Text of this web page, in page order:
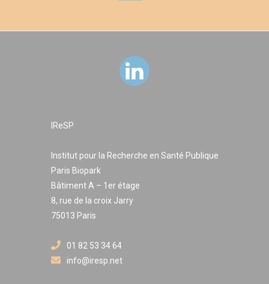
IReSP
Institut pour la Recherche en Santé Publique
Paris Biopark
Bâtiment A – 1er étage
8, rue de la croix Jarry
75013 Paris
01 82 53 34 64
info@iresp.net